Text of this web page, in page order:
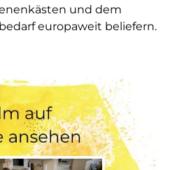
und dem
europaweit beliefern.